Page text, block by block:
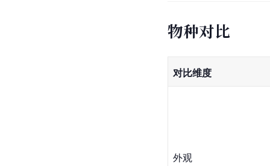
物种对比
对比维度
外观